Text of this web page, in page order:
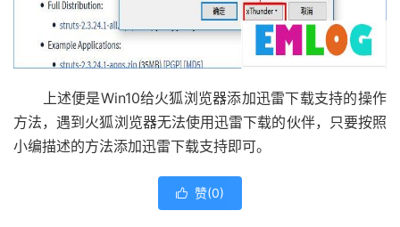
上述便是Win10给火狐浏览器添加迅雷下载支持的操作
方法，遇到火狐浏览器无法使用迅雷下载的伙伴，只要按照
小编描述的方法添加迅雷下载支持即可。
 赞(0)